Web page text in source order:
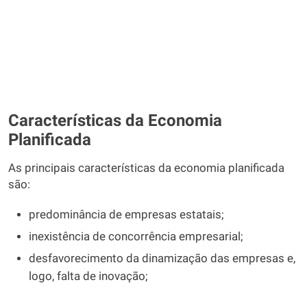
Características da Economia
Planificada
As principais características da economia planificada
são:
predominância de empresas estatais;
inexistência de concorrência empresarial;
desfavorecimento da dinamização das empresas e,
logo, falta de inovação;